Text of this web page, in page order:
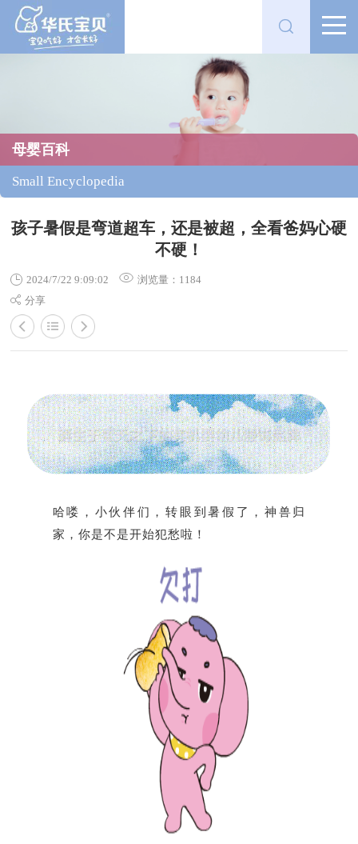


母婴百科
Small Encyclopedia
孩子暑假是弯道超车，还是被超，全看爸妈心硬
不硬！
2024/7/22 9:09:02
浏览量：1184
分享
哈喽，小伙伴们，转眼到暑假了，神兽归
家，你是不是开始犯愁啦！